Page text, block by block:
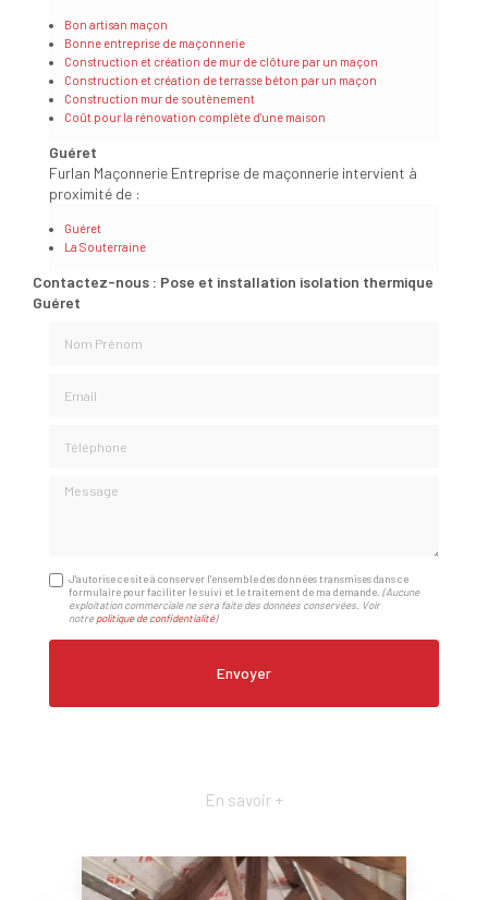
Bon artisan maçon
Bonne entreprise de maçonnerie
Construction et création de mur de clôture par un maçon
Construction et création de terrasse béton par un maçon
Construction mur de soutènement
Coût pour la rénovation complète d'une maison
Guéret
Furlan Maçonnerie Entreprise de maçonnerie intervient à
proximité de :
Guéret
La Souterraine
Contactez-nous : Pose et installation isolation thermique
Guéret
Message
J'autorise ce site à conserver l'ensemble des données transmises dans ce
formulaire pour faciliter le suivi et le traitement de ma demande.(Aucune
exploitation commerciale ne sera faite des données conservées. Voir
notrepolitique de confidentialité)
En savoir +